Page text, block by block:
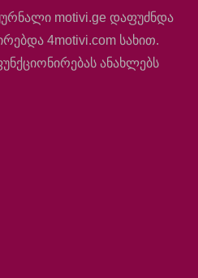
motivi.ge დაფუძნდა
4motivi.com სახით.
ანახლებს